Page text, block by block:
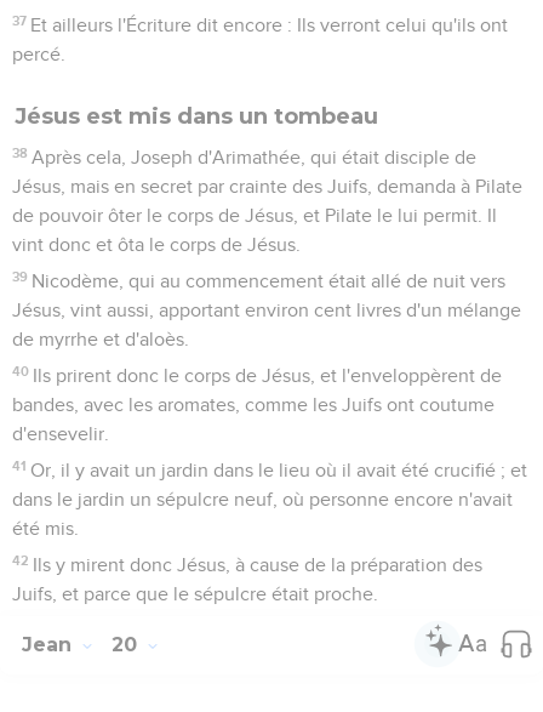
37 Et ailleurs l'Écriture dit encore : Ils verront celui qu'ils ont
percé.
Jésus est mis dans un tombeau
38 Après cela, Joseph d'Arimathée, qui était disciple de
Jésus, mais en secret par crainte des Juifs, demanda à Pilate
de pouvoir ôter le corps de Jésus, et Pilate le lui permit. Il
vint donc et ôta le corps de Jésus.
39 Nicodème, qui au commencement était allé de nuit vers
Jésus, vint aussi, apportant environ cent livres d'un mélange
de myrrhe et d'aloès.
40 Ils prirent donc le corps de Jésus, et l'enveloppèrent de
bandes, avec les aromates, comme les Juifs ont coutume
d'ensevelir.
41 Or, il y avait un jardin dans le lieu où il avait été crucifié ; et
dans le jardin un sépulcre neuf, où personne encore n'avait
été mis.
42 Ils y mirent donc Jésus, à cause de la préparation des
Juifs, et parce que le sépulcre était proche.
Jean 20